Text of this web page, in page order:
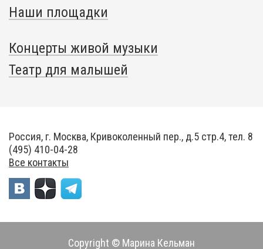
Наши площадки
Концерты живой музыки
Театр для малышей
Россия, г. Москва, Кривоколенный пер., д.5 стр.4, тел. 8
(495) 410-04-28
Все контакты
Copyright © Марина Кельман